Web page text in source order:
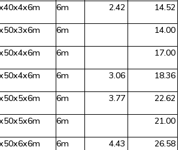
6m 2.42 14.52
6m 14.00
6m 17.00
6m 3.06 18.36
6m 3.77 22.62
6m 21.00
6m 4.43 26.58